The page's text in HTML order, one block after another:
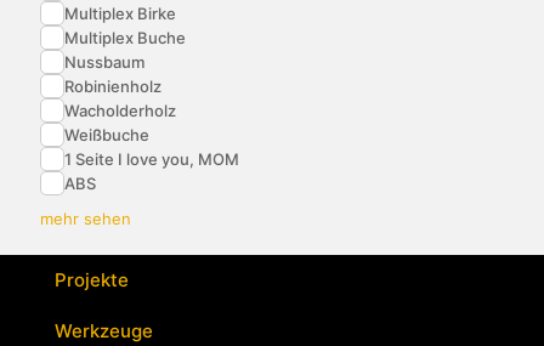
Multiplex Birke
Multiplex Buche
Nussbaum
Robinienholz
Wacholderholz
Weißbuche
1 Seite I love you, MOM
ABS
mehr sehen
Projekte
Werkzeuge